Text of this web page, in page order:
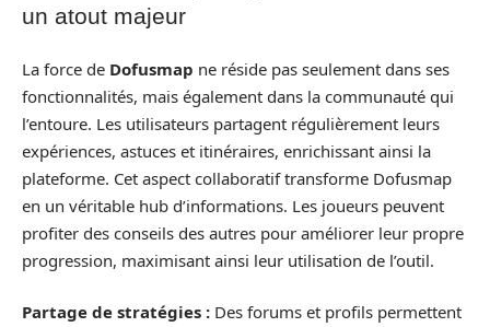
un atout majeur
La force de Dofusmap ne réside pas seulement dans ses
fonctionnalités, mais également dans la communauté qui
l’entoure. Les utilisateurs partagent régulièrement leurs
expériences, astuces et itinéraires, enrichissant ainsi la
plateforme. Cet aspect collaboratif transforme Dofusmap
en un véritable hub d’informations. Les joueurs peuvent
profiter des conseils des autres pour améliorer leur propre
progression, maximisant ainsi leur utilisation de l’outil.
Partage de stratégies : Des forums et profils permettent